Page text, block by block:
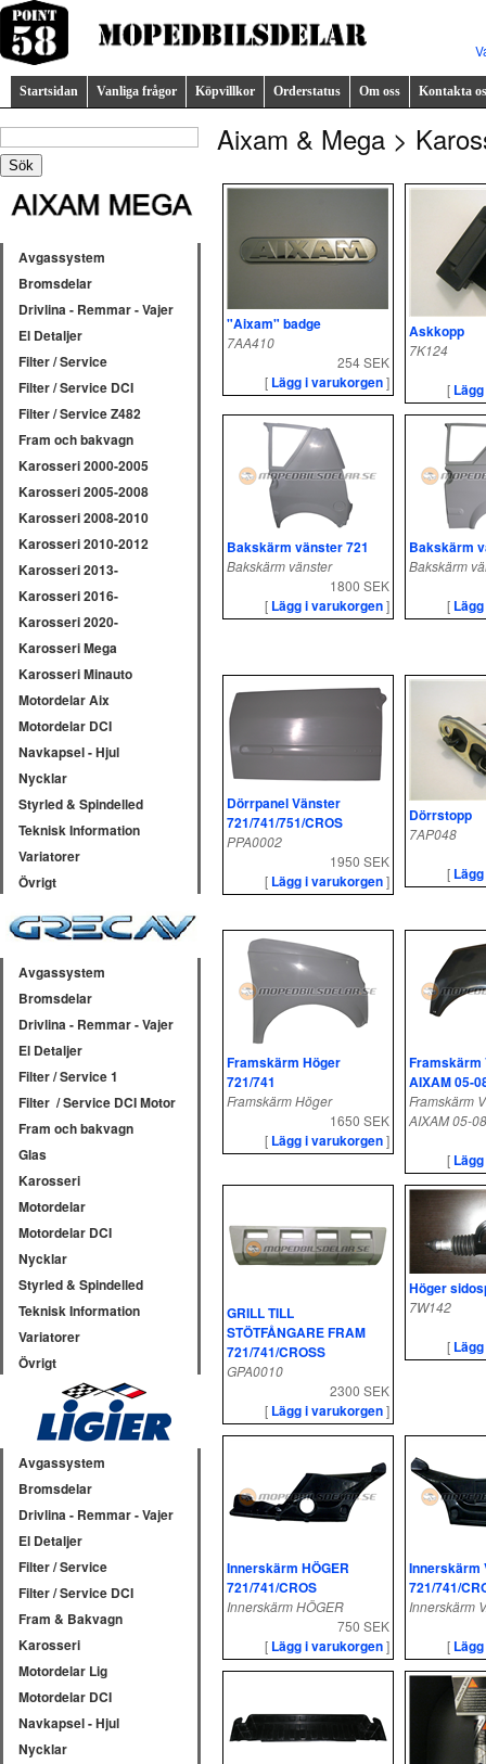
Startsidan Vanliga frågor Köpvillkor Orderstatus Om oss Kontakta
Avgassystem
Bromsdelar
Drivlina - Remmar - Vajer
El Detaljer
Filter / Service
Filter / Service DCI
Filter / Service Z482
Fram och bakvagn
Karosseri 2000-2005
Karosseri 2005-2008
Karosseri 2008-2010
Karosseri 2010-2012
Karosseri 2013-
Karosseri 2016-
Karosseri 2020-
Karosseri Mega
Karosseri Minauto
Motordelar Aix
Motordelar DCI
Navkapsel - Hjul
Nycklar
Styrled & Spindelled
Teknisk Information
Variatorer
Övrigt
Avgassystem
Bromsdelar
Drivlina - Remmar - Vajer
El Detaljer
Filter / Service 1
Filter / Service DCI Motor
Fram och bakvagn
Glas
Karosseri
Motordelar
Motordelar DCI
Nycklar
Styrled & Spindelled
Teknisk Information
Variatorer
Övrigt
Avgassystem
Bromsdelar
Drivlina - Remmar - Vajer
El Detaljer
Filter / Service
Filter / Service DCI
Fram & Bakvagn
Karosseri
Motordelar Lig
Motordelar DCI
Navkapsel - Hjul
Nycklar
Aixam & Mega >
"Aixam" badge
7AA410
254 SEK
[ Lägg i varukorgen]
Askkopp
7K124
[
Bakskärm vänster 721
Bakskärm vänster
1800 SEK
[ Lägg i varukorgen]
Bakskärm
Bakskärm
[
Dörrpanel Vänster
721/741/751/CROS
PPA0002
1950 SEK
[ Lägg i varukorgen]
Dörrstopp
7AP048
[
Framskärm Höger
721/741
Framskärm Höger
1650 SEK
[ Lägg i varukorgen]
Framskärm
AIXAM 05-
Framskärm
AIXAM 05-08
[
GRILL TILL
STÖTFÅNGARE FRAM
721/741/CROSS
GPA0010
2300 SEK
[ Lägg i varukorgen]
Höger
7W142
[
Innerskärm HÖGER
721/741/CROS
Innerskärm HÖGER
750 SEK
[ Lägg i varukorgen]
Innerskärm
721/741/
Innerskärm
[